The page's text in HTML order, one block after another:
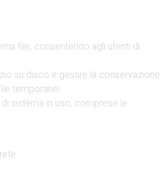
file, consentendo agli utenti di
su disco e gestire la conservazione
temporanei.
sistema in uso, comprese le